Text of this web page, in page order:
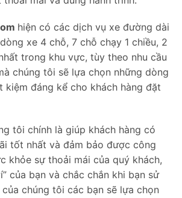
hiện có các dịch vụ xe đường dài
xe 4 chỗ, 7 chỗ chạy 1 chiều, 2
trong khu vực, tùy theo nhu cầu
chúng tôi sẽ lựa chọn những dòng
kiệm đáng kể cho khách hàng đặt
tôi chính là giúp khách hàng có
tốt nhất và đảm bảo được công
khỏe sự thoải mái của quý khách,
của bạn và chắc chắn khi bạn sử
chúng tôi các bạn sẽ lựa chọn